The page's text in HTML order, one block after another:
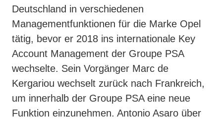
Deutschland in verschiedenen
Managementfunktionen für die Marke Opel
tätig, bevor er 2018 ins internationale Key
Account Management der Groupe PSA
wechselte. Sein Vorgänger Marc de
Kergariou wechselt zurück nach Frankreich,
um innerhalb der Groupe PSA eine neue
Funktion einzunehmen. Antonio Asaro über